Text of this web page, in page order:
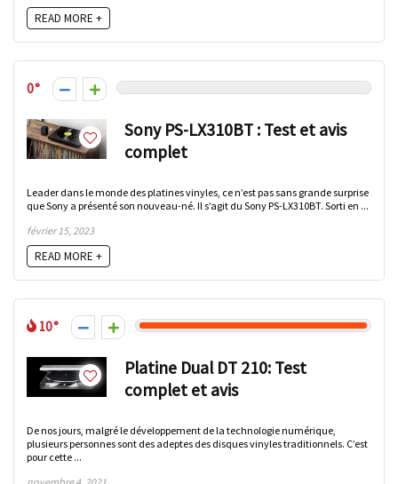
READ MORE +
0
Sony PS-LX310BT : Test et avis
complet
Leader dans le monde des platines vinyles, ce n’est pas sans grande surprise
que Sony a présenté son nouveau-né. Il s’agit du Sony PS-LX310BT. Sorti en ...
février 15, 2023
READ MORE +
10
Platine Dual DT 210: Test
complet et avis
De nos jours, malgré le développement de la technologie numérique,
plusieurs personnes sont des adeptes des disques vinyles traditionnels. C’est
pour cette ...